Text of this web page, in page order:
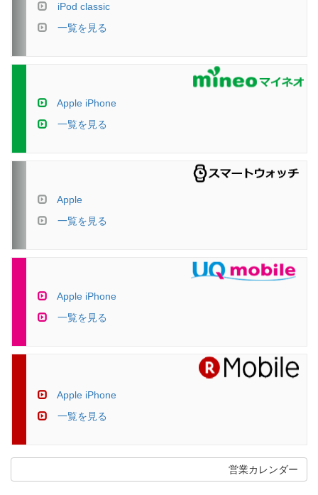
iPod classic
一覧を見る
Apple iPhone
一覧を見る
Apple
一覧を見る
Apple iPhone
一覧を見る
Apple iPhone
一覧を見る
営業カレンダー